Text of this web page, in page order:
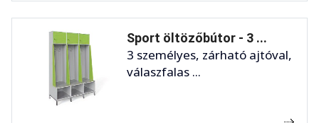
Sport öltözőbútor - 3 ...
3 személyes, zárható ajtóval,
válaszfalas ...